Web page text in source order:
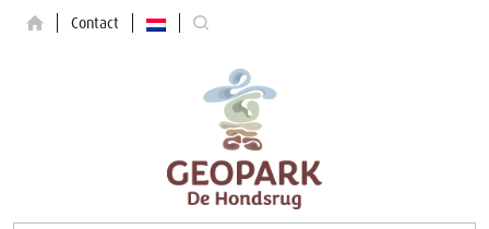
Contact